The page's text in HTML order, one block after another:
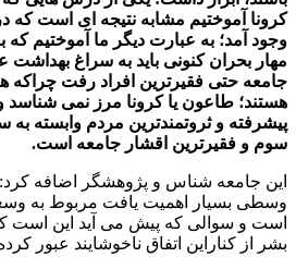
کرونا آموختیم مشابه نتیجه ای است که
وجود آمد؛ به عبارت دیگر ما آموختیم
مهار بحران کنونی باید به سراغ
جامعه حتی فقیرترین افراد رفت چراکه
هستند؛ طاعون یا کرونا مرز نمی
پیشرفته و ثروتمندترین مردم وابسته
سوم و فقیرترین اقشار جامعه است.
این جامعه شناس و پژوهشگر اضافه
وسطی بسیار اهمیت یافت مربوط به
است و سوالی که پیش می آید این است
بشر از کناراین اتفاق ناخوشایند عبور